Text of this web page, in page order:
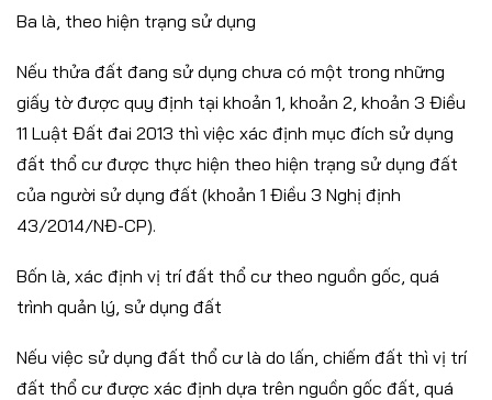
Ba là, theo hiện trạng sử dụng
Nếu thửa đất đang sử dụng chưa có một trong những
giấy tờ được quy định tại khoản 1, khoản 2, khoản 3 Điều
11 Luật Đất đai 2013 thì việc xác định mục đích sử dụng
đất thổ cư được thực hiện theo hiện trạng sử dụng đất
của người sử dụng đất (khoản 1 Điều 3 Nghị định
43/2014/NĐ-CP).
Bốn là, xác định vị trí đất thổ cư theo nguồn gốc, quá
trình quản lý, sử dụng đất
Nếu việc sử dụng đất thổ cư là do lấn, chiếm đất thì vị trí
đất thổ cư được xác định dựa trên nguồn gốc đất, quá